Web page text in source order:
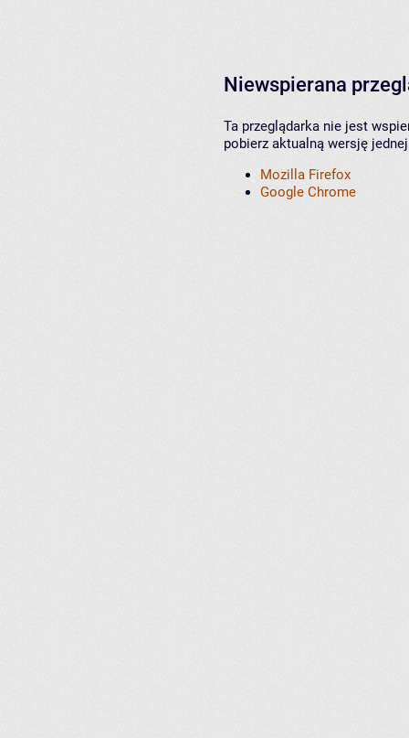
Niewspierana
Ta przeglądarka nie jest
pobierz aktualną wersję
Mozilla Firefox
Google Chrome